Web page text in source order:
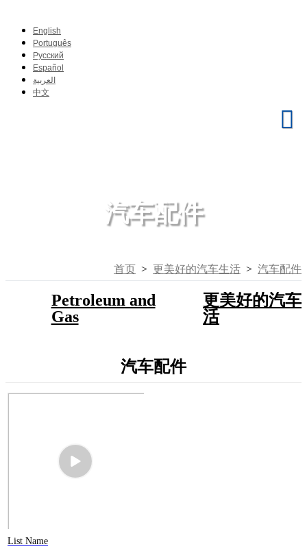
English
Português
Pусский
Español
العربية
中文
汽车配件
首页 > 更美好的汽车生活 > 汽车配件
Petroleum and
Gas
更美好的汽车
活
汽车配件
List Name